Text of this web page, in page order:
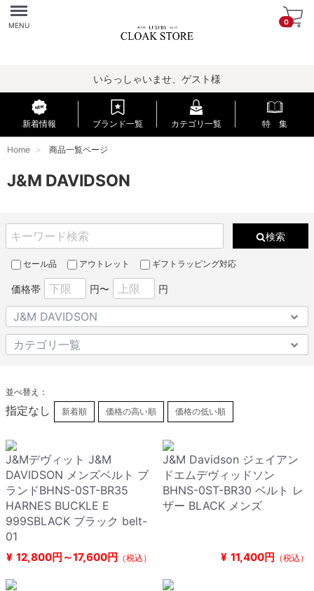
Menu
MENU 0
いらっしゃいませ、ゲスト様
新着情報 ブランド一覧 カテゴリ一覧 特 集
Home 商品一覧ページ
J&M DAVIDSON
検索
セール品 アウトレット ギフトラッピング対応
価格帯 円〜 円
並べ替え：
指定なし 新着順 価格の高い順 価格の低い順
J&Mデヴィット J&M
DAVIDSON メンズベルト ブ
ランドBHNS-0ST-BR35
HARNES BUCKLE E
999SBLACK ブラック belt-
01
¥ 12,800円～17,600円 （税込）
J&M Davidson ジェイアン
ドエムデヴィッドソン
BHNS-0ST-BR30 ベルト レ
ザー BLACK メンズ
¥ 11,400円 （税込）